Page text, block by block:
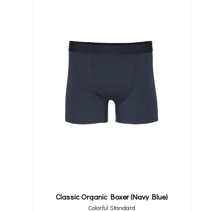
Classic Organic Boxer (navy Blue)
Colorful Standard